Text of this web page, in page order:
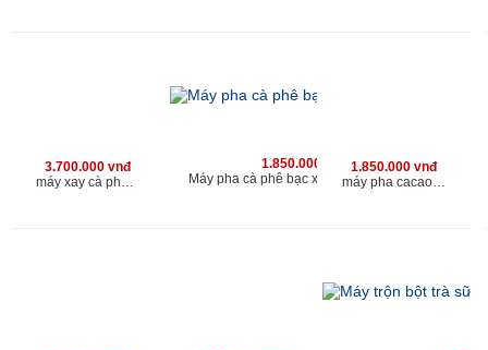
3.700.000 vnđ
máy xay cà phê cho quán Kahchan phù hợp với quán cafe có lượng khach 200 người/ngày
1.850.000 vnđ
Máy pha cà phê bạc xỉu chuyên nghiệp
1.850.000 vnđ
máy pha cacao chuyên nghiệp kahchan